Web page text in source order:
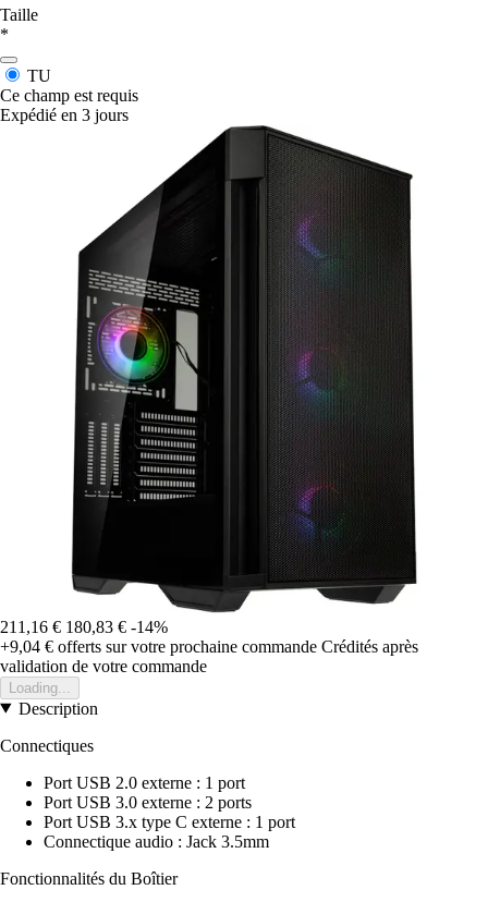
Taille
*
TU
Ce champ est requis
Expédié en 3 jours
211,16 € 180,83 € -14%
+9,04 € offerts sur votre prochaine commande Crédités après
validation de votre commande
Loading...
Description
Connectiques
Port USB 2.0 externe : 1 port
Port USB 3.0 externe : 2 ports
Port USB 3.x type C externe : 1 port
Connectique audio : Jack 3.5mm
Fonctionnalités du Boîtier